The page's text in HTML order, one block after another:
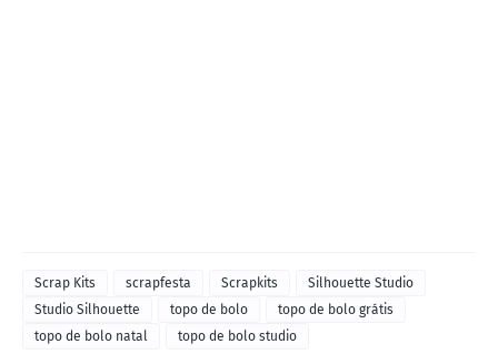
Scrap Kits scrapfesta Scrapkits
Silhouette Studio
Studio Silhouette
topo de bolo
topo de bolo grátis
topo de bolo natal
topo de bolo studio